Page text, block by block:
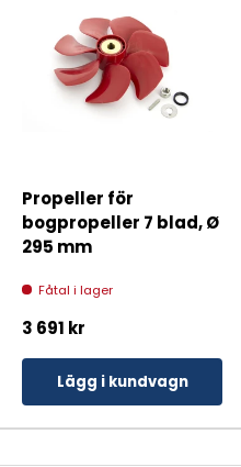
Propeller för
bogpropeller 7 blad, Ø
295 mm
Fåtal i lager
3 691 kr
Lägg i kundvagn